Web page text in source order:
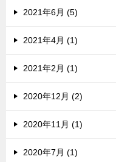
2021年6月 (5)
2021年4月 (1)
2021年2月 (1)
2020年12月 (2)
2020年11月 (1)
2020年7月 (1)